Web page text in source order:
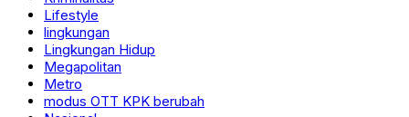
Lifestyle
lingkungan
Lingkungan Hidup
Megapolitan
Metro
modus OTT KPK berubah